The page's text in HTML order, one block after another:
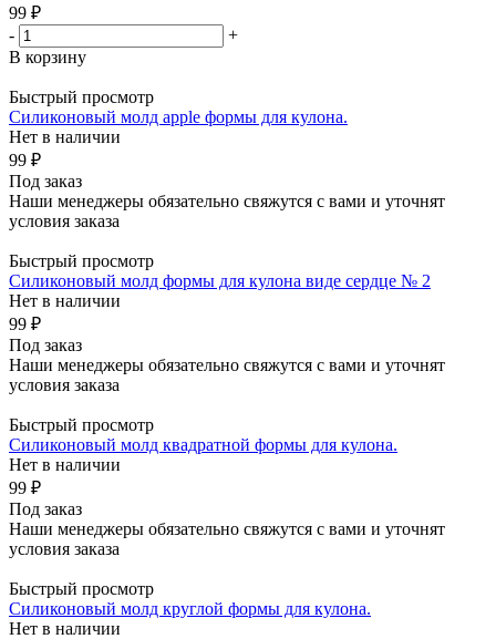
99 ₽
-
+
В корзину
Быстрый просмотр
Силиконовый молд apple формы для кулона.
Нет в наличии
99 ₽
Под заказ
Наши менеджеры обязательно свяжутся с вами и уточнят
условия заказа
Быстрый просмотр
Силиконовый молд формы для кулона виде сердце № 2
Нет в наличии
99 ₽
Под заказ
Наши менеджеры обязательно свяжутся с вами и уточнят
условия заказа
Быстрый просмотр
Силиконовый молд квадратной формы для кулона.
Нет в наличии
99 ₽
Под заказ
Наши менеджеры обязательно свяжутся с вами и уточнят
условия заказа
Быстрый просмотр
Силиконовый молд круглой формы для кулона.
Нет в наличии